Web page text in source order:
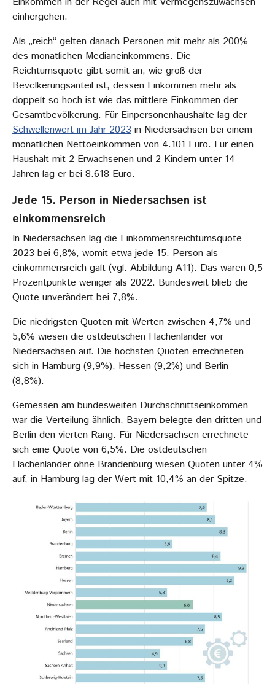
einhergehen.
Als „reich“ gelten danach Personen mit mehr als 200%
des monatlichen Medianeinkommens. Die
Reichtumsquote gibt somit an, wie groß der
Bevölkerungsanteil ist, dessen Einkommen mehr als
doppelt so hoch ist wie das mittlere Einkommen der
Gesamtbevölkerung. Für Einpersonenhaushalte lag der
Schwellenwert im Jahr 2023 in Niedersachsen bei einem
monatlichen Nettoeinkommen von 4.101 Euro. Für einen
Haushalt mit 2 Erwachsenen und 2 Kindern unter 14
Jahren lag er bei 8.618 Euro.
Jede 15. Person in Niedersachsen ist
einkommensreich
In Niedersachsen lag die Einkommensreichtumsquote
2023 bei 6,8%, womit etwa jede 15. Person als
einkommensreich galt (vgl. Abbildung A11). Das waren 0,5
Prozentpunkte weniger als 2022. Bundesweit blieb die
Quote unverändert bei 7,8%.
Die niedrigsten Quoten mit Werten zwischen 4,7% und
5,6% wiesen die ostdeutschen Flächenländer vor
Niedersachsen auf. Die höchsten Quoten errechneten
sich in Hamburg (9,9%), Hessen (9,2%) und Berlin
(8,8%).
Gemessen am bundesweiten Durchschnittseinkommen
war die Verteilung ähnlich, Bayern belegte den dritten und
Berlin den vierten Rang. Für Niedersachsen errechnete
sich eine Quote von 6,5%. Die ostdeutschen
Flächenländer ohne Brandenburg wiesen Quoten unter 4%
auf, in Hamburg lag der Wert mit 10,4% an der Spitze.